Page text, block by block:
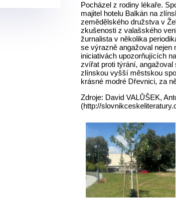
Pocházel z rodiny lékaře.
majitel hotelu Balkán na
zemědělského družstva v
zkušenosti z valašského
žurnalista v několika
se výrazně angažoval nejen
iniciativách upozorňujících
zvířat proti týrání,
zlínskou vyšší městskou
krásné modré Dřevnici, za
Zdroje: David VALŮŠEK,
(http://